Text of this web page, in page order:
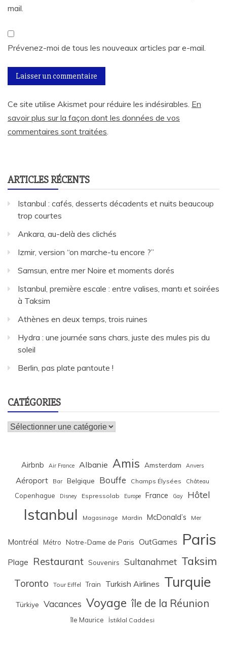
mail.
Prévenez-moi de tous les nouveaux articles par e-mail.
Ce site utilise Akismet pour réduire les indésirables. En
savoir plus sur la façon dont les données de vos
commentaires sont traitées
ARTICLES RÉCENTS
Istanbul : cafés, desserts décadents et nuits beaucoup
trop courtes
Ankara, au-delà des clichés
Izmir, version “on marche-tu encore ?”
Samsun, entre mer Noire et moments dorés
Istanbul, première escale : entre valises, mantı et soirées
à Taksim
Athènes en deux temps, trois ruines
Hydra : une journée sans chars, juste des mules pis du
soleil
Berlin, pas plate pantoute !
CATÉGORIES
Catégories
Airbnb Air France Albanie Amis Amsterdam Anvers
Aéroport Bar Belgique Bouffe Champs Élysées Château
Copenhague Disney Espressolab Europe France Gay Hôtel
Istanbul Magasinage Mardin McDonald’s Mer
Montréal Métro Notre-Dame de Paris OutGames Paris
Plage Restaurant Souvenirs Sultanahmet Taksim
Toronto Tour Eiffel Train Turkish Airlines Turquie
Türkiye Vacances Voyage île de la Réunion
île Maurice İstiklal Caddesi